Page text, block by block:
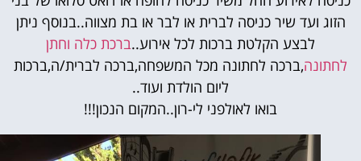
ועד שיר כניסה לברית או לבר או בת מצווה..בנוסף ניתן
לבצע הקלטת ברכות לכל אירוע..ברכת כלה וחתן
,ברכה לחתונה מכל המשפחה,ברכה לברית/ה,ברכות
ליום הולדת ועוד..
בואו לאולפני לי-רון..המקום הנכון!!!